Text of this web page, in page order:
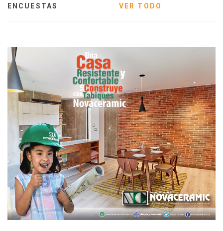
ENCUESTAS VER TODO